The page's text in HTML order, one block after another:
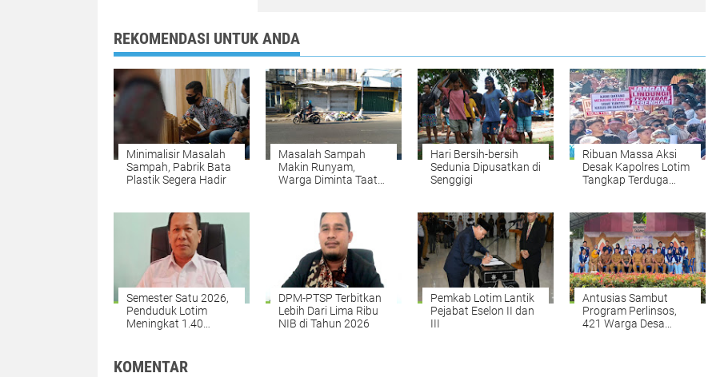
REKOMENDASI UNTUK ANDA
Minimalisir Masalah
Sampah, Pabrik Bata
Plastik Segera Hadir
Masalah Sampah
Makin Runyam,
Warga Diminta Taat
Hari Bersih-bersih
Sedunia Dipusatkan di
Senggigi
Ribuan Massa Aksi
Desak Kapolres Lotim
Tangkap Terduga
Bupati di Medsos
Semester Satu 2026,
Penduduk Lotim
Meningkat 1.40
DPM-PTSP Terbitkan
Lebih Dari Lima Ribu
NIB di Tahun 2026
Pemkab Lotim Lantik
Pejabat Eselon II dan
III
Antusias Sambut
Program Perlinsos,
421 Warga Desa
KOMENTAR